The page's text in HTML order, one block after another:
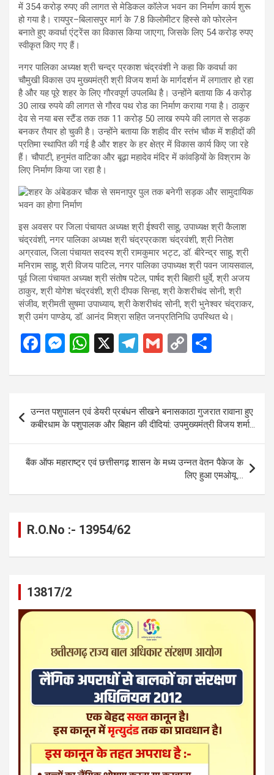
में 354 करोड़ रुपए की लागत से मेडिकल कॉलेज भवन का निर्माण कार्य शुरू
हो गया है। रायपुर–बिलासपुर मार्ग के 7.8 किलोमीटर हिस्से को फोरलेन
बनाते हुए कवर्धा एंट्रेंस का विकास किया जाएगा, जिसके लिए 54 करोड़ रुपए
स्वीकृत किए गए हैं।
नगर पालिका अध्यक्ष श्री चन्द्र प्रकाश चंद्रवंशी ने कहा कि कवर्धा का
चौमुखी विकास उप मुख्यमंत्री श्री विजय शर्मा के मार्गदर्शन में लगातार हो रहा
है और यह पूरे शहर के लिए गौरवपूर्ण उपलब्धि है। उन्होंने बताया कि 4 करोड़
30 लाख रुपये की लागत से गौरव पथ रोड का निर्माण कराया गया है। ठाकुर
देव से नया बस स्टैंड तक तक 11 करोड़ 50 लाख रुपये की लागत से सड़क
बनकर तैयार हो चुकी है। उन्होंने बताया कि शहीद वीर स्तंभ चौक में शहीदों की
प्रतिमा स्थापित की गई है और शहर के हर क्षेत्र में विकास कार्य किए जा रहे
हैं। चौपाटी, हनुमंत वाटिका और बूढ़ा महादेव मंदिर में कांवड़ियों के विश्राम के
लिए निर्माण किया जा रहा है।
इस अवसर पर जिला पंचायत अध्यक्ष श्री ईश्वरी साहू, उपाध्यक्ष श्री कैलाश
चंद्रवंशी, नगर पालिका अध्यक्ष श्री चंद्रप्रकाश चंद्रवंशी, श्री नितेश
अग्रवाल, जिला पंचायत सदस्य श्री रामकुमार भट्ट, डॉ. बीरेन्द्र साहू, श्री
मनिराम साहू, श्री विजय पाटिल, नगर पालिका उपाध्यक्ष श्री पवन जायसवाल,
पूर्व जिला पंचायत अध्यक्ष श्री संतोष पटेल, पार्षद श्री बिहारी धुर्वे, श्री अजय
ठाकुर, श्री योगेश चंद्रवंशी, श्री दीपक सिन्हा, श्री केशरीचंद सोनी, श्री
संजीव, श्रीमती सुषमा उपाध्याय, श्री केशरीचंद सोनी, श्री भुनेश्वर चंद्राकर,
श्री उमंग पाण्डेय, डॉ. आनंद मिश्रा सहित जनप्रतिनिधि उपस्थित थे।
F
ce
o
o
k
M
se
g
er
W
at
s
A
p
p
X
T
e
gr
a
m
G
ail
C
py
n
k
ar
navigation
उन्नत पशुपालन एवं डेयरी प्रबंधन सीखने बनासकाठा गुजरात रावाना हुए
कबीरधाम के पशुपालक और बिहान की दीदियां: उपमुख्यमंत्री विजय शर्मा…
बैंक ऑफ महाराष्ट्र एवं छत्तीसगढ़ शासन के मध्य उन्नत वेतन पैकेज के
लिए हुआ एमओयू….
R.O.No :- 13954/62
13817/2